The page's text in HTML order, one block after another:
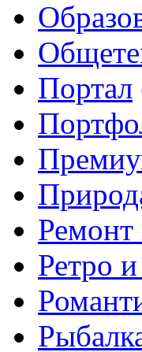
Портал
Ремонт
Ретро